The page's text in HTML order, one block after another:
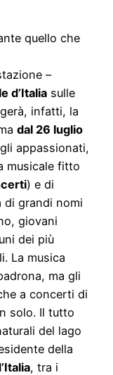
quello che
–
d’Italia sulle
infatti, la
dal 26 luglio
appassionati,
musicale fitto
) e di
di grandi nomi
giovani
dei più
La musica
ma gli
a concerti di
solo. Il tutto
del lago
della
, tra i